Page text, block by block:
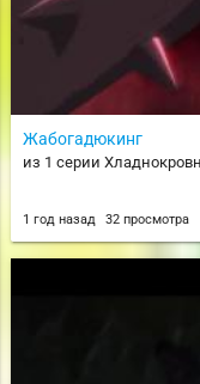
Жабогадюкинг
из 1 серии
1 год назад 32 просмотра